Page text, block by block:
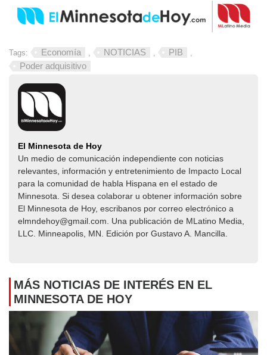
Tags: Economía , NOTICIAS , PIB ,
Poder adquisitivo
El Minnesota de Hoy
Un medio de comunicación independiente con noticias
relevantes, información y entretenimiento de Impacto Local​​
para la comunidad de habla Hispana en el estado de
Minnesota. Si desea colaborar u obtener información sobre
El Minnesota de Hoy, escribanos por correo electrónico a
elmndehoy@gmail.com. Una publicación de MLatino Media,
LLC. Minneapolis, MN. Edición por Gustavo A. Mancilla.
MÁS NOTICIAS DE INTERÉS EN EL
MINNESOTA DE HOY